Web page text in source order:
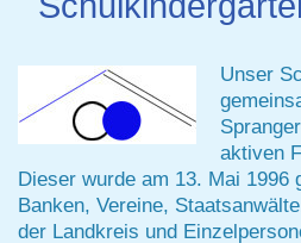
Unser
aktiven
Dieser wurde am 13. Mai 1996
Banken, Vereine,
der Landkreis und